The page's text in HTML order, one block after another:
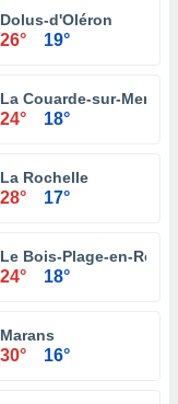
Dolus-d'Oléron
26° 19°
La Couarde-sur-Mer
24° 18°
La Rochelle
28° 17°
Le Bois-Plage-en-Ré
24° 18°
Marans
30° 16°